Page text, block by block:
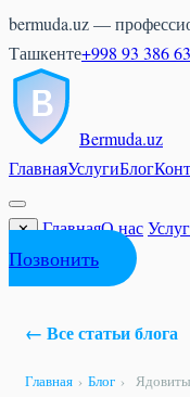
bermuda.uz —
Ташкенте+998 93 386
Bermuda.uz
ГлавнаяУслугиБлог
✕ ГлавнаяО нас
Позвонить
← Все статьи блога
Главная › Блог ›